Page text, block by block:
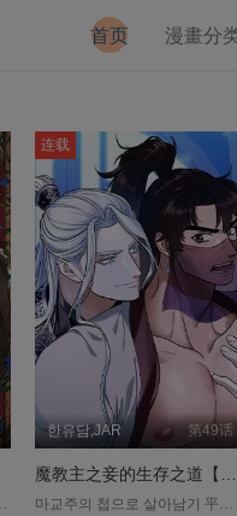
首页 漫畫分
第49话
한유담,JAR
连载